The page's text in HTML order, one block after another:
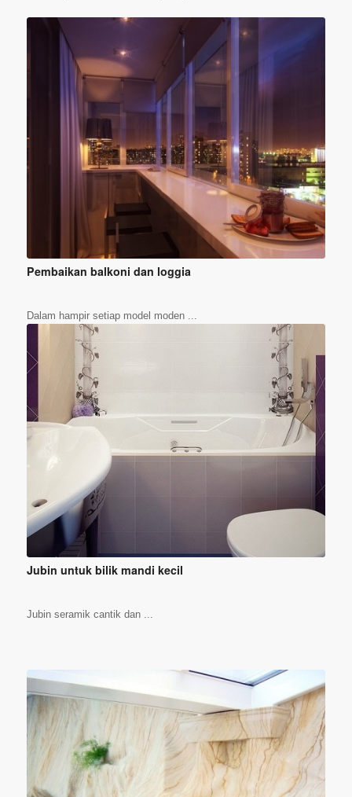
Pembaikan balkoni dan loggia
Dalam hampir setiap model moden ...
Jubin untuk bilik mandi kecil
Jubin seramik cantik dan ...